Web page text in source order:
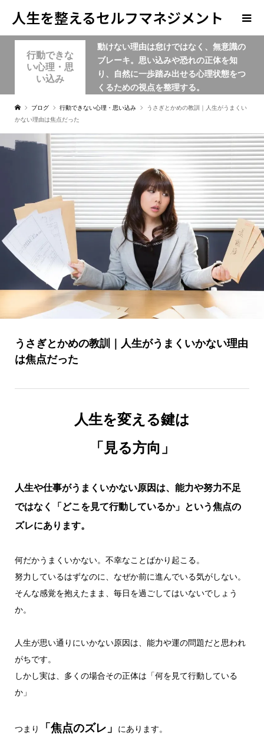
人生を整えるセルフマネジメント
行動できな
い心理・思
い込み
動けない理由は怠けではなく、無意識の
ブレーキ。思い込みや恐れの正体を知
り、自然に一歩踏み出せる心理状態をつ
くるための視点を整理する。
ブログ 行動できない心理・思い込み
うさぎとかめの教訓｜人生がうまくい
かない理由は焦点だった
うさぎとかめの教訓｜人生がうまくいかない理由
は焦点だった
人生を変える鍵は
「見る方向」
人生や仕事がうまくいかない原因は、能力や努力不足
ではなく「どこを見て行動しているか」という焦点の
ズレにあります。
何だかうまくいかない。不幸なことばかり起こる。
努力しているはずなのに、なぜか前に進んでいる気がしない。
そんな感覚を抱えたまま、毎日を過ごしてはいないでしょう
か。
人生が思い通りにいかない原因は、能力や運の問題だと思われ
がちです。
しかし実は、多くの場合その正体は「何を見て行動している
か」
つまり 「焦点のズレ」 にあります。